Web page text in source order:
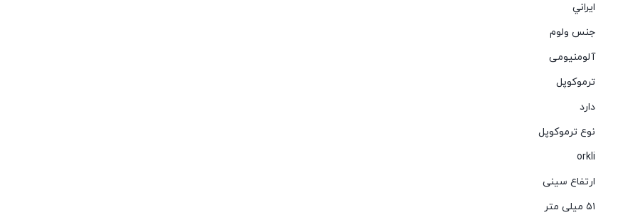
ايراني
جنس ولوم
آلومنیومی
ترموکوپل
دارد
نوع ترموکوپل
orkli
ارتفاع سینی
۵۱ میلی متر